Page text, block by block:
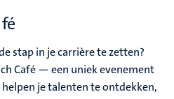
stap in je carrière te zetten?
Café — een uniek evenement
je talenten te ontdekken,